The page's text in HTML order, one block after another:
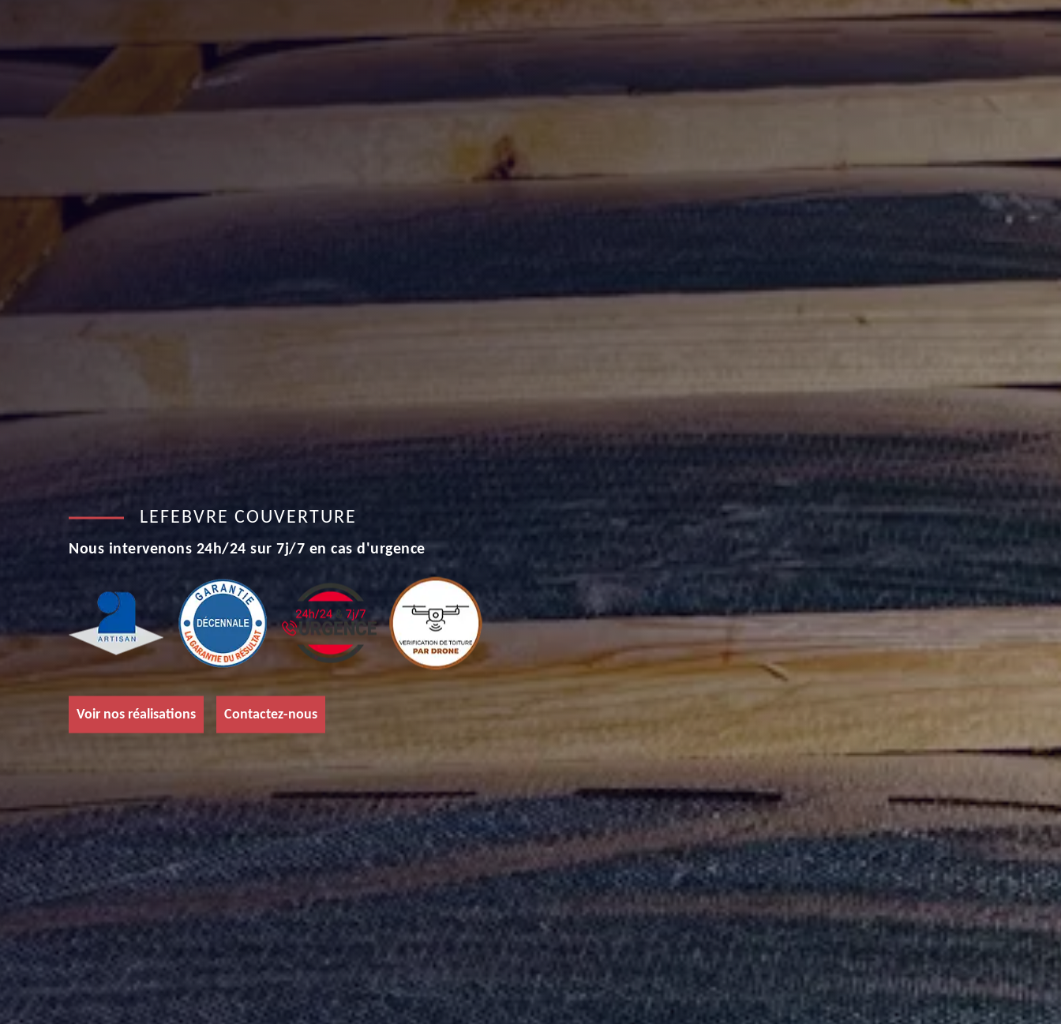
LEFEBVRE COUVERTURE
Nous intervenons 24h/24 sur 7j/7 en cas d'urgence
Voir nos réalisations Contactez-nous